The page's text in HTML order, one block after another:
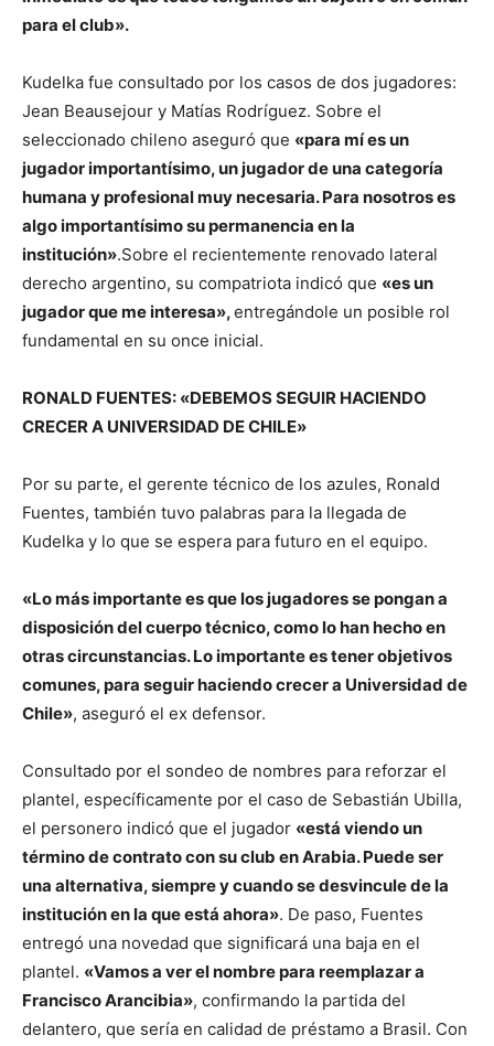
para el club».
Kudelka fue consultado por los casos de dos jugadores:
Jean Beausejour y Matías Rodríguez. Sobre el
seleccionado chileno aseguró que «para mí es un
jugador importantísimo, un jugador de una categoría
humana y profesional muy necesaria. Para nosotros es
algo importantísimo su permanencia en la
institución».Sobre el recientemente renovado lateral
derecho argentino, su compatriota indicó que «es un
jugador que me interesa»,entregándole un posible rol
fundamental en su once inicial.
RONALD FUENTES: «DEBEMOS SEGUIR HACIENDO
CRECER A UNIVERSIDAD DE CHILE»
Por su parte, el gerente técnico de los azules, Ronald
Fuentes, también tuvo palabras para la llegada de
Kudelka y lo que se espera para futuro en el equipo.
«Lo más importante es que los jugadores se pongan a
disposición del cuerpo técnico, como lo han hecho en
otras circunstancias. Lo importante es tener objetivos
comunes, para seguir haciendo crecer a Universidad de
Chile», aseguró el ex defensor.
Consultado por el sondeo de nombres para reforzar el
plantel, específicamente por el caso de Sebastián Ubilla,
el personero indicó que el jugador «está viendo un
término de contrato con su club en Arabia. Puede ser
una alternativa, siempre y cuando se desvincule de la
institución en la que está ahora». De paso, Fuentes
entregó una novedad que significará una baja en el
plantel. «Vamos a ver el nombre para reemplazar a
Francisco Arancibia», confirmando la partida del
delantero, que sería en calidad de préstamo a Brasil. Con